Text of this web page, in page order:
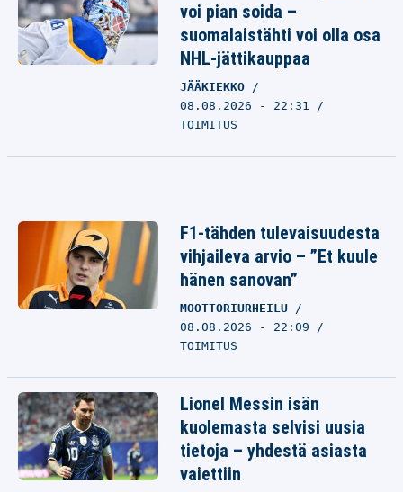
voi pian soida –
suomalaistähti voi olla osa
NHL-jättikauppaa
JÄÄKIEKKO
08.08.2026 - 22:31
TOIMITUS
F1-tähden tulevaisuudesta
vihjaileva arvio – ”Et kuule
hänen sanovan”
MOOTTORIURHEILU
08.08.2026 - 22:09
TOIMITUS
Lionel Messin isän
kuolemasta selvisi uusia
tietoja – yhdestä asiasta
vaiettiin